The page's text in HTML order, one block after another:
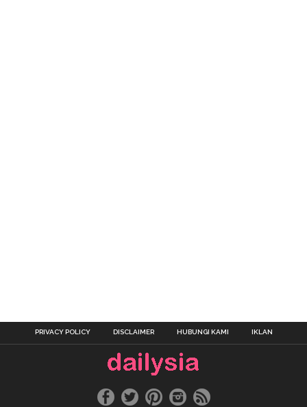
PRIVACY POLICY DISCLAIMER HUBUNGI KAMI IKLAN